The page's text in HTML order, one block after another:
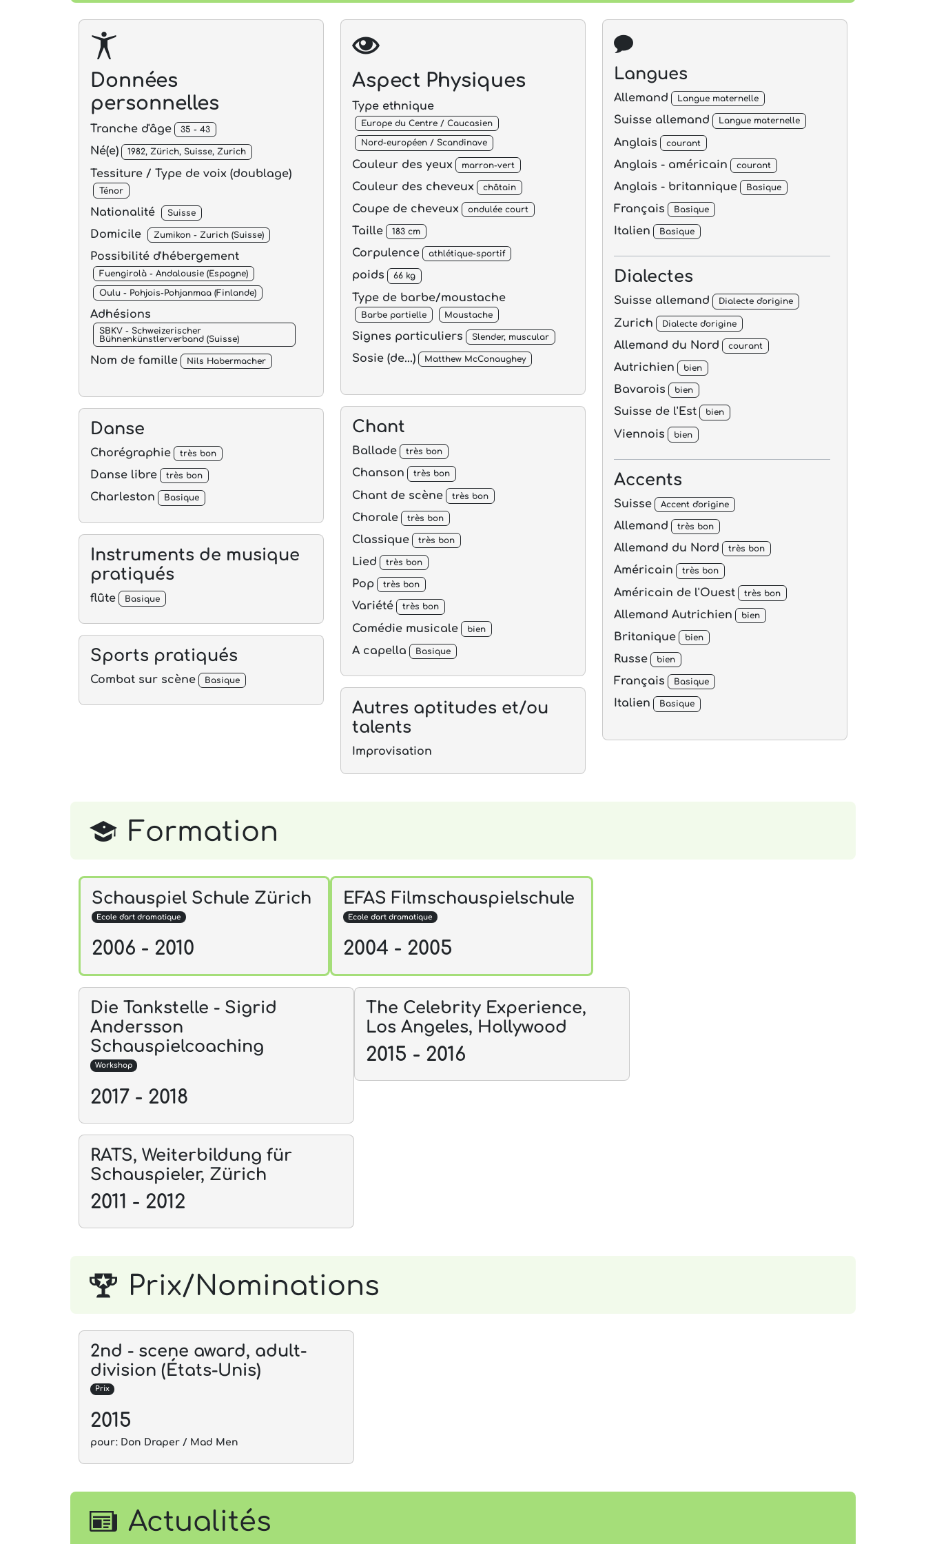
Données
personnelles
Tranche d'âge 35 - 43
Né(e) 1982, Zürich, Suisse, Zurich
Tessiture / Type de voix (doublage)
Ténor
Nationalité Suisse
Domicile Zumikon - Zurich (Suisse)
Possibilité d'hébergement
Fuengirolà - Andalousie (Espagne)
Oulu - Pohjois-Pohjanmaa (Finlande)
Adhésions
SBKV - Schweizerischer
Bühnenkünstlerverband (Suisse)
Nom de famille Nils Habermacher
Aspect Physiques
Type ethnique
Europe du Centre / Caucasien
Nord-européen / Scandinave
Couleur des yeux marron-vert
Couleur des cheveux châtain
Coupe de cheveux ondulée court
Taille 183 cm
Corpulence athlétique-sportif
poids 66 kg
Type de barbe/moustache
Barbe partielle Moustache
Signes particuliers Slender, muscular
Sosie (de...) Matthew McConaughey
Langues
Allemand Langue maternelle
Suisse allemand Langue maternelle
Anglais courant
Anglais - américain courant
Anglais - britannique Basique
Français Basique
Italien Basique
Dialectes
Suisse allemand Dialecte d'origine
Zurich Dialecte d'origine
Allemand du Nord courant
Autrichien bien
Bavarois bien
Suisse de l'Est bien
Viennois bien
Accents
Suisse Accent d'origine
Allemand très bon
Allemand du Nord très bon
Américain très bon
Américain de l'Ouest très bon
Allemand Autrichien bien
Britanique bien
Russe bien
Français Basique
Italien Basique
Chant
Ballade très bon
Chanson très bon
Chant de scène très bon
Chorale très bon
Classique très bon
Lied très bon
Pop très bon
Variété très bon
Comédie musicale bien
A capella Basique
Danse
Chorégraphie très bon
Danse libre très bon
Charleston Basique
Instruments de musique
pratiqués
flûte Basique
Sports pratiqués
Combat sur scène Basique
Autres aptitudes et/ou
talents
Improvisation
Formation
Schauspiel Schule Zürich
Ecole d'art dramatique
2006 - 2010
EFAS Filmschauspielschule
Ecole d'art dramatique
2004 - 2005
Die Tankstelle - Sigrid
Andersson
Schauspielcoaching
Workshop
2017 - 2018
The Celebrity Experience,
Los Angeles, Hollywood
2015 - 2016
RATS, Weiterbildung für
Schauspieler, Zürich
2011 - 2012
Prix/Nominations
2nd - scene award, adult-
division (États-Unis)
Prix
2015
pour: Don Draper / Mad Men
Actualités